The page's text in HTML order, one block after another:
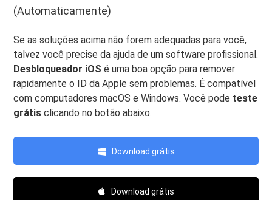
(Automaticamente)
Se as soluções acima não forem adequadas para você,
talvez você precise da ajuda de um software profissional.
Desbloqueador iOS é uma boa opção para remover
rapidamente o ID da Apple sem problemas. É compatível
com computadores macOS e Windows. Você pode teste
grátis clicando no botão abaixo.
Download grátis
Download grátis